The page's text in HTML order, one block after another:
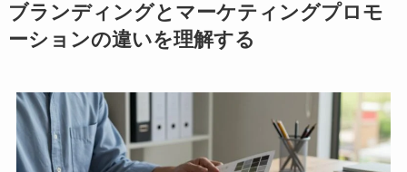
ブランディングとマーケティングプロモ
ーションの違いを理解する